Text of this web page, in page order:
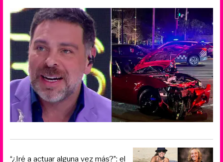
“¿Iré a actuar alguna vez más?”: el